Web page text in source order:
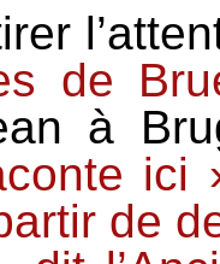
de
à
ici
de